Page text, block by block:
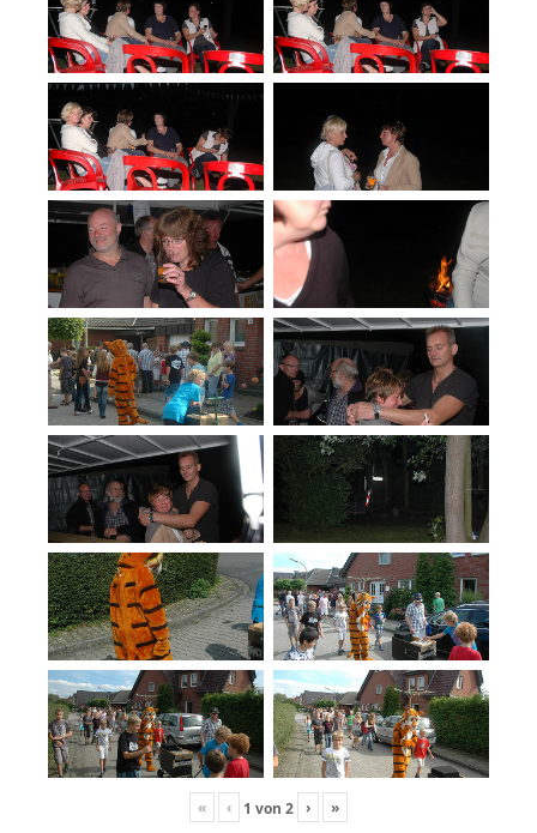
« ‹ 1 von 2 › »